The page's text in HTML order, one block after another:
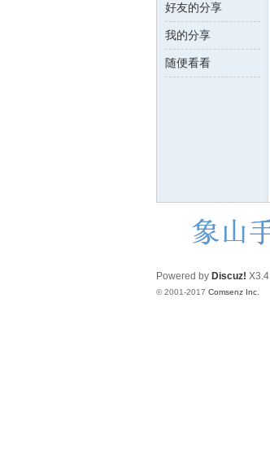
鹤 ›
好友的分享
我的分享
随便看看
Powered by Discuz! X3.4
© 2001-2017 Comsenz Inc.